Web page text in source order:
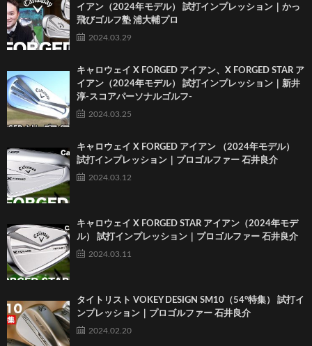
イアン（2024年モデル） 試打インプレッション｜かっ
飛びゴルフ塾 浦大輔プロ
2024.03.29
キャロウェイ X FORGED アイアン、X FORGED STAR ア
イアン（2024年モデル） 試打インプレッション｜新井
淳-スコアパーソナルゴルフ-
2024.03.25
キャロウェイ X FORGED アイアン （2024年モデル）
試打インプレッション｜プロゴルファー 石井良介
2024.03.12
キャロウェイ X FORGED STAR アイアン（2024年モデ
ル） 試打インプレッション｜プロゴルファー 石井良介
2024.03.11
タイトリスト VOKEY DESIGN SM10（54°特集） 試打イ
ンプレッション｜プロゴルファー 石井良介
2024.02.20